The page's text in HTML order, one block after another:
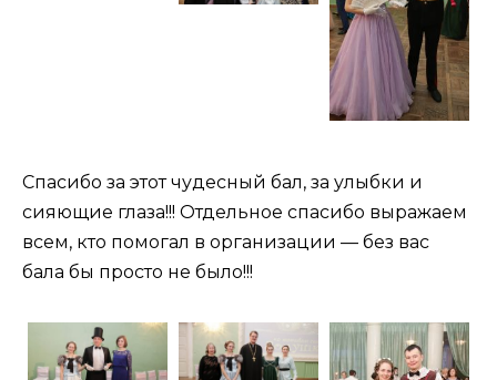
Спасибо за этот чудесный бал, за улыбки и
сияющие глаза!!! Отдельное спасибо выражаем
всем, кто помогал в организации — без вас
бала бы просто не было!!!